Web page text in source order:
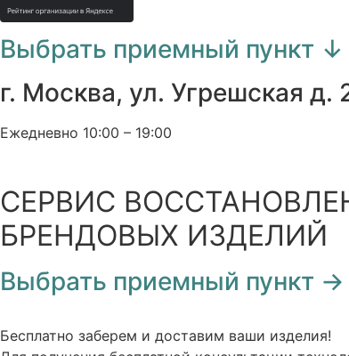
Выбрать приемный пункт ↓
г. Москва, ул. Угрешская д.
Ежедневно 10:00 – 19:00
СЕРВИС
БРЕНДОВЫХ ИЗДЕЛИЙ
Выбрать приемный пункт →
Бесплатно заберем и доставим ваши изделия!